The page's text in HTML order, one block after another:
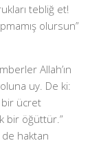
tebliğ et!
olursun”
Allah’ın
uy. De ki:
bir ücret
bir öğüttür.”
haktan